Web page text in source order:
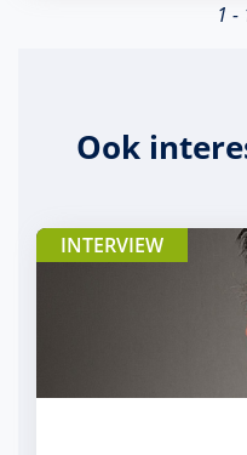
1 -
Ook
INTERVIEW